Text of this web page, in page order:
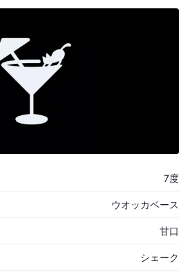
7度
ウオッカベース
甘口
シェーク